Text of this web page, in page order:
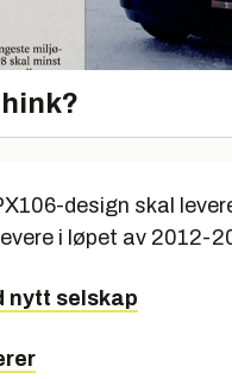
design skal
i løpet av 2012-
nytt selskap